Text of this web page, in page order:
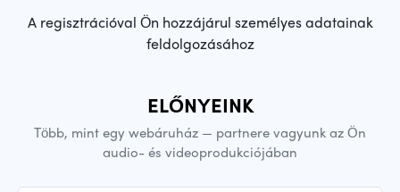
A regisztrációval Ön hozzájárul személyes adatainak
feldolgozásához
ELŐNYEINK
Több, mint egy webáruház — partnere vagyunk az Ön
audio- és videoprodukciójában